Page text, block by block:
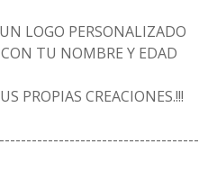
LOGO PERSONALIZADO
TU NOMBRE Y EDAD
PROPIAS CREACIONES.!!!